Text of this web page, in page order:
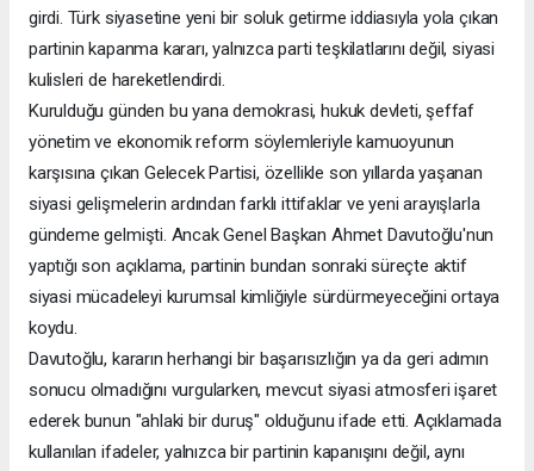
girdi. Türk siyasetine yeni bir soluk getirme iddiasıyla yola çıkan
partinin kapanma kararı, yalnızca parti teşkilatlarını değil, siyasi
kulisleri de hareketlendirdi.
Kurulduğu günden bu yana demokrasi, hukuk devleti, şeffaf
yönetim ve ekonomik reform söylemleriyle kamuoyunun
karşısına çıkan Gelecek Partisi, özellikle son yıllarda yaşanan
siyasi gelişmelerin ardından farklı ittifaklar ve yeni arayışlarla
gündeme gelmişti. Ancak Genel Başkan Ahmet Davutoğlu'nun
yaptığı son açıklama, partinin bundan sonraki süreçte aktif
siyasi mücadeleyi kurumsal kimliğiyle sürdürmeyeceğini ortaya
koydu.
Davutoğlu, kararın herhangi bir başarısızlığın ya da geri adımın
sonucu olmadığını vurgularken, mevcut siyasi atmosferi işaret
ederek bunun "ahlaki bir duruş" olduğunu ifade etti. Açıklamada
kullanılan ifadeler, yalnızca bir partinin kapanışını değil, aynı